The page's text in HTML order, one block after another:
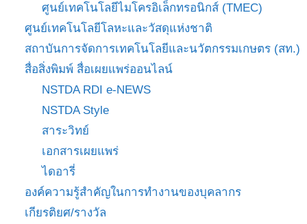
ศูนย์เทคโนโลยีไมโครอิเล็กทรอนิกส์ (TMEC)
ศูนย์เทคโนโลยีโลหะและวัสดุแห่งชาติ
สถาบันการจัดการเทคโนโลยีและนวัตกรรมเกษตร (สท.)
สื่อสิ่งพิมพ์ สื่อเผยแพร่ออนไลน์
NSTDA RDI e-NEWS
NSTDA Style
สาระวิทย์
เอกสารเผยแพร่
ไดอารี่
องค์ความรู้สำคัญในการทำงานของบุคลากร
เกียรติยศ/รางวัล